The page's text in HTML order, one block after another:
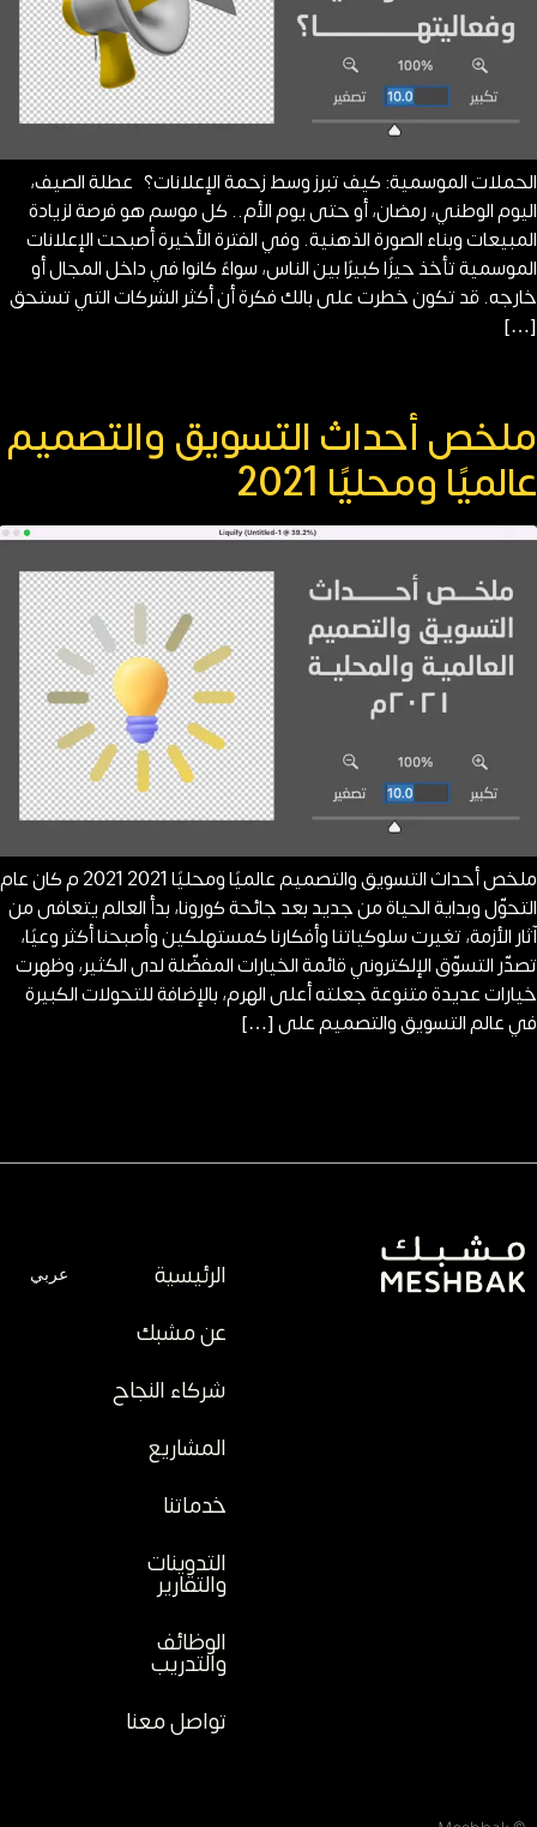
الحملات الموسمية: كيف تبرز وسط زحمة الإعلانات؟ عطلة الصيف،
اليوم الوطني، رمضان، أو حتى يوم الأم.. كل موسم هو فرصة لزيادة
المبيعات وبناء الصورة الذهنية. وفي الفترة الأخيرة أصبحت الإعلانات
الموسمية تأخذ حيزًا كبيرًا بين الناس، سواءً كانوا في داخل المجال أو
خارجه. قد تكون خطرت على بالك فكرة أن أكثر الشركات التي تستحق
[…]
ملخص أحداث التسويق والتصميم
عالميًا ومحليًا 2021
ملخص أحداث التسويق والتصميم عالميًا ومحليًا 2021 2021 م كان عام
التحوّل وبداية الحياة من جديد بعد جائحة كورونا، بدأ العالم يتعافى من
آثار الأزمة، تغيرت سلوكياتنا وأفكارنا كمستهلكين وأصبحنا أكثر وعيًا،
تصدّر التسوّق الإلكتروني قائمة الخيارات المفضّلة لدى الكثير، وظهرت
خيارات عديدة متنوعة جعلته أعلى الهرم، بالإضافة للتحولات الكبيرة
في عالم التسويق والتصميم على […]
الرئيسية
عن مشبك
شركاء النجاح
المشاريع
خدماتنا
التدوينات
والتقارير
الوظائف
والتدريب
تواصل معنا
عربي